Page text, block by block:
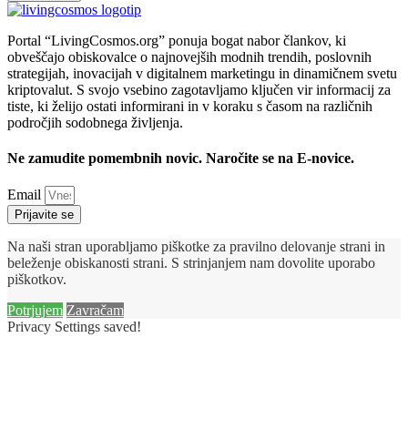
Portal “LivingCosmos.org” ponuja bogat nabor člankov, ki
obveščajo obiskovalce o najnovejših modnih trendih, poslovnih
strategijah, inovacijah v digitalnem marketingu in dinamičnem svetu
kriptovalut. S svojo vsebino zagotavljamo ključen vir informacij za
tiste, ki želijo ostati informirani in v koraku s časom na različnih
področjih sodobnega življenja.
Ne zamudite pomembnih novic. Naročite se na E-novice.
Email
Prijavite se
Na naši stran uporabljamo piškotke za pravilno delovanje strani in
beleženje obiskanosti strani. S strinjanjem nam dovolite uporabo
piškotkov.
Potrjujem Zavračam
Privacy Settings saved!